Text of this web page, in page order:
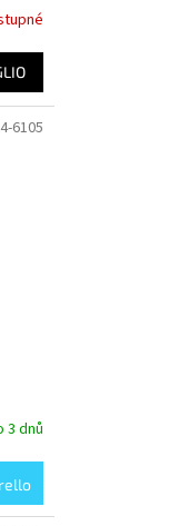
3 dnů
6105